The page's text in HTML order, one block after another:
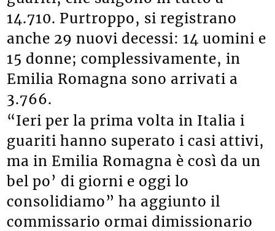
14.710. Purtroppo, si registrano
anche 29 nuovi decessi: 14 uomini e
15 donne; complessivamente, in
Emilia Romagna sono arrivati a
3.766.
“Ieri per la prima volta in Italia i
guariti hanno superato i casi attivi,
ma in Emilia Romagna è così da un
bel po’ di giorni e oggi lo
consolidiamo” ha aggiunto il
commissario ormai dimissionario